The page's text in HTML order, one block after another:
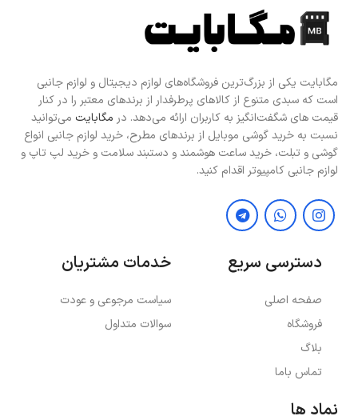
مگابایت یکی از بزرگ‌ترین فروشگاه‌های لوازم دیجیتال و لوازم جانبی
است که سبدی متنوع از کالاهای پرطرفدار از برندهای معتبر را در کنار
قیمت های شگفت‌انگیز به کاربران ارائه می‌دهد. در مگابایت می‌توانید
نسبت به خرید گوشی موبایل از برندهای مطرح، خرید لوازم جانبی انواع
گوشی و تبلت، خرید ساعت هوشمند و دستبند سلامت و خرید لپ تاپ و
لوازم جانبی کامپیوتر اقدام کنید.
دسترسی سریع
صفحه اصلی
فروشگاه
بلاگ
تماس باما
خدمات مشتریان
سیاست مرجوعی و عودت
سوالات متداول
نماد ها